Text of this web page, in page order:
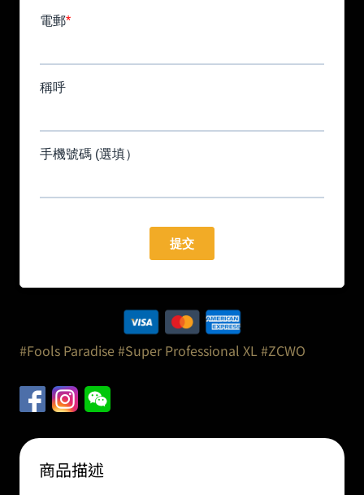
#Fools Paradise#Super Professional XL#ZCWO
商品描述